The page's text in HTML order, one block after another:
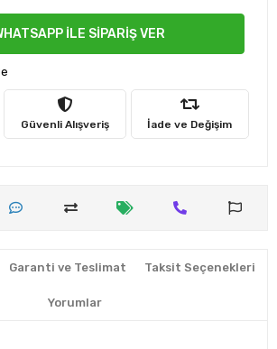
İLE SİPARİŞ VER
Güvenli Alışveriş İade ve Değişim
Garanti ve Teslimat Taksit Seçenekleri
Yorumlar